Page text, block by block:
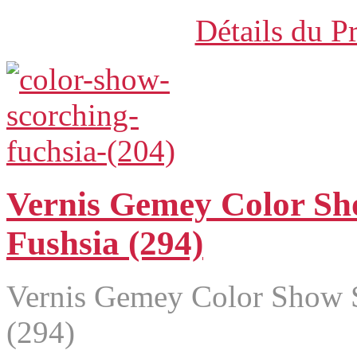
Détails du
Vernis Gemey Color
Fushsia (294)
Vernis Gemey Color Show
(294)